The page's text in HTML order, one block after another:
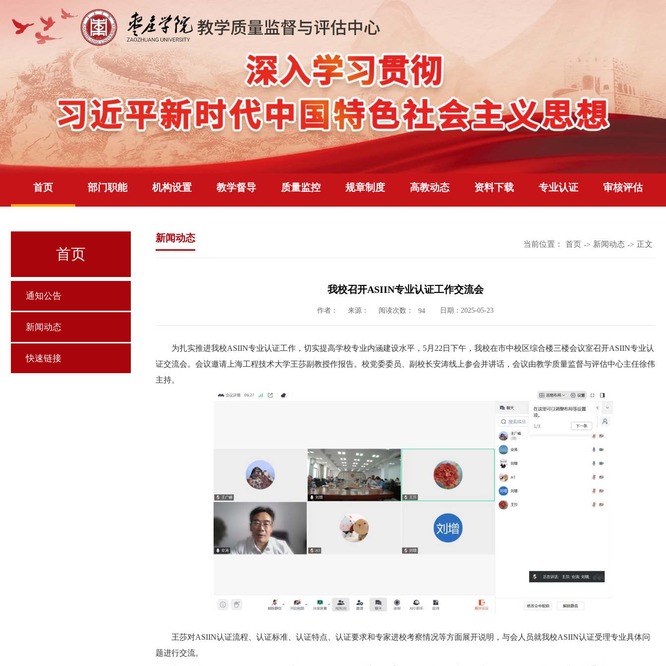
首页 部门职能 机构设置 教学督导 质量监控 规章制度 高教动态 资料下载 专业认证 审核评估
首页
通知公告
新闻动态
快速链接
新闻动态
当前位置： 首页 -> 新闻动态 -> 正文
我校召开ASIIN专业认证工作交流会
作者： 来源： 阅读次数： 94 日期：2025-05-23
为扎实推进我校ASIIN专业认证工作，切实提高学校专业内涵建设水平，5月22日下午，我校在市中校区综合楼三楼会议室召开ASIIN专业认
证交流会。会议邀请上海工程技术大学王莎副教授作报告。校党委委员、副校长安涛线上参会并讲话，会议由教学质量监督与评估中心主任徐伟
主持。
王莎对ASIIN认证流程、认证标准、认证特点、认证要求和专家进校考察情况等方面展开说明，与会人员就我校ASIIN认证受理专业具体问
题进行交流。